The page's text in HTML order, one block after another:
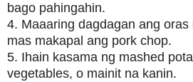
bago pahingahin.
4. Maaaring dagdagan ang
mas makapal ang pork chop.
5. Ihain kasama ng mashed
vegetables, o mainit na kanin.